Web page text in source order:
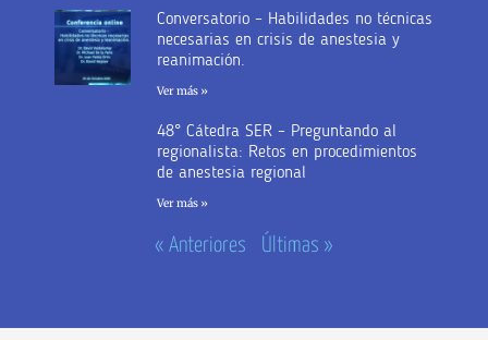
Conversatorio – Habilidades no técnicas
necesarias en crisis de anestesia y
reanimación.
Ver más »
48° Cátedra SER – Preguntando al
regionalista: Retos en procedimientos
de anestesia regional
Ver más »
« Anteriores Últimas »